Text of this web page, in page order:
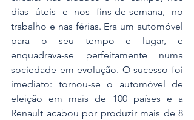
dias úteis e nos fins-de-semana, no
trabalho e nas férias. Era um automóvel
para o seu tempo e lugar, e
enquadrava-se perfeitamente numa
sociedade em evolução. O sucesso foi
imediato: tornou-se o automóvel de
eleição em mais de 100 países e a
Renault acabou por produzir mais de 8